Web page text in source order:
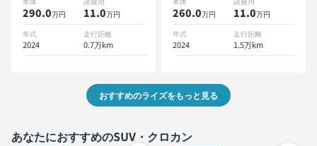
コーダー 衝突軽減
290.0万円 11.0万円
年式
2024
走行距離
0.7万km
ドライブレコーダー 衝突軽
減
260.0万円 11.0万円
年式
2024
走行距離
1.5万km
おすすめのライズをもっと見る
あなたにおすすめのSUV・クロカン